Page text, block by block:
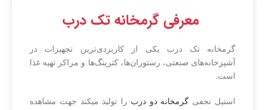
دما و قابلیت کار مداوم، از ویژگی‌های
فنی مهم دستگاه هستند.
اهمیت بالایی دارند، عملکردی کاملاً
قابل‌اتکا ارائه می‌دهد. در
فست فود 190 سانت به‌عنوان یک
دستگاه کم‌جا و چندمنظوره شناخته
می‌سازد. این موضوع باعث می‌شود
معرفی گرمخانه تک درب
گرمخانه تک درب یکی از کاربردی‌ترین تجهیزات در
آشپزخانه‌های صنعتی، رستوران‌ها، کترینگ‌ها و مراکز تهیه غذا
است.
استیل نجفی گرمخانه دو درب را تولید میکند جهت مشاهده